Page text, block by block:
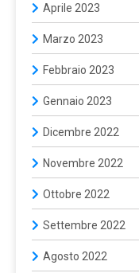
Aprile 2023
Marzo 2023
Febbraio 2023
Gennaio 2023
Dicembre 2022
Novembre 2022
Ottobre 2022
Settembre 2022
Agosto 2022